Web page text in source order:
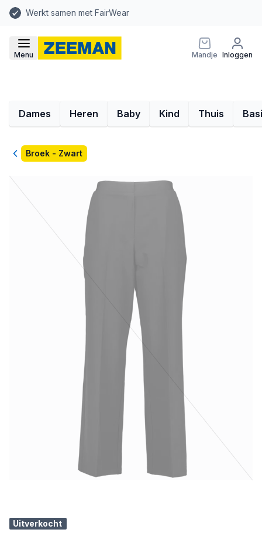
Werkt samen met FairWear
Menu Mandje Inloggen
Dames Heren Baby Kind Thuis
TerugBroek - Zwart
Uitverkocht